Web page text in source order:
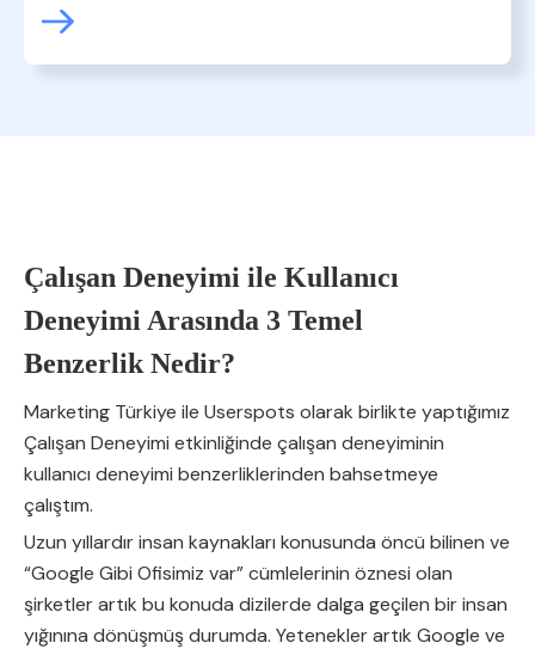
Çalışan Deneyimi ile Kullanıcı
Deneyimi Arasında 3 Temel
Benzerlik Nedir?
Marketing Türkiye ile Userspots olarak birlikte yaptığımız
Çalışan Deneyimi etkinliğinde çalışan deneyiminin
kullanıcı deneyimi benzerliklerinden bahsetmeye
çalıştım.
Uzun yıllardır insan kaynakları konusunda öncü bilinen ve
“Google Gibi Ofisimiz var” cümlelerinin öznesi olan
şirketler artık bu konuda dizilerde dalga geçilen bir insan
yığınına dönüşmüş durumda. Yetenekler artık Google ve